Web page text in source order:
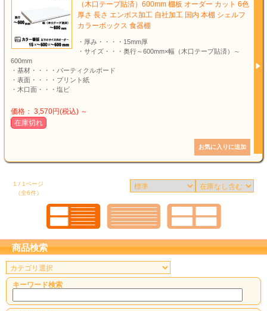
（木口テープ貼済）600mm 棚板 オーダー カット 6色
厚さ 長さ エンボス加工 自社加工 国内 本棚 シェルフ
カラーボックス 食器棚
・厚み・・・・15mm厚
・サイズ・・・奥行～600mm×幅（木口テープ貼済）～
600mm
・基材・・・・パーティクルボード
・表面・・・・プリント紙
・木口面・・・塩ビ
価格： 3,570円(税込) ～
在庫切れ
1 / 1ページ
（全6件）
商品検索
キーワード検索